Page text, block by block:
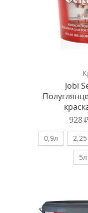
Jobi
928₽
0,9л
5л